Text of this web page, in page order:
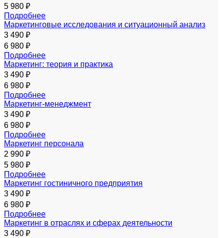
5 980 ₽
Подробнее
Маркетинговые исследования и ситуационный анализ
3 490 ₽
6 980 ₽
Подробнее
Маркетинг: теория и практика
3 490 ₽
6 980 ₽
Подробнее
Маркетинг-менеджмент
3 490 ₽
6 980 ₽
Подробнее
Маркетинг персонала
2 990 ₽
5 980 ₽
Подробнее
Маркетинг гостиничного предприятия
3 490 ₽
6 980 ₽
Подробнее
Маркетинг в отраслях и сферах деятельности
3 490 ₽